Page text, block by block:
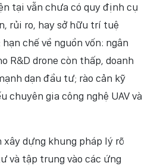
tại vẫn chưa có quy định cụ
rủi ro, hay sở hữu trí tuệ
chế về nguồn vốn: ngân
R&D drone còn thấp, doanh
dạn đầu tư; rào cản kỹ
chuyên gia công nghệ UAV và
xây dựng khung pháp lý rõ
và tập trung vào các ứng